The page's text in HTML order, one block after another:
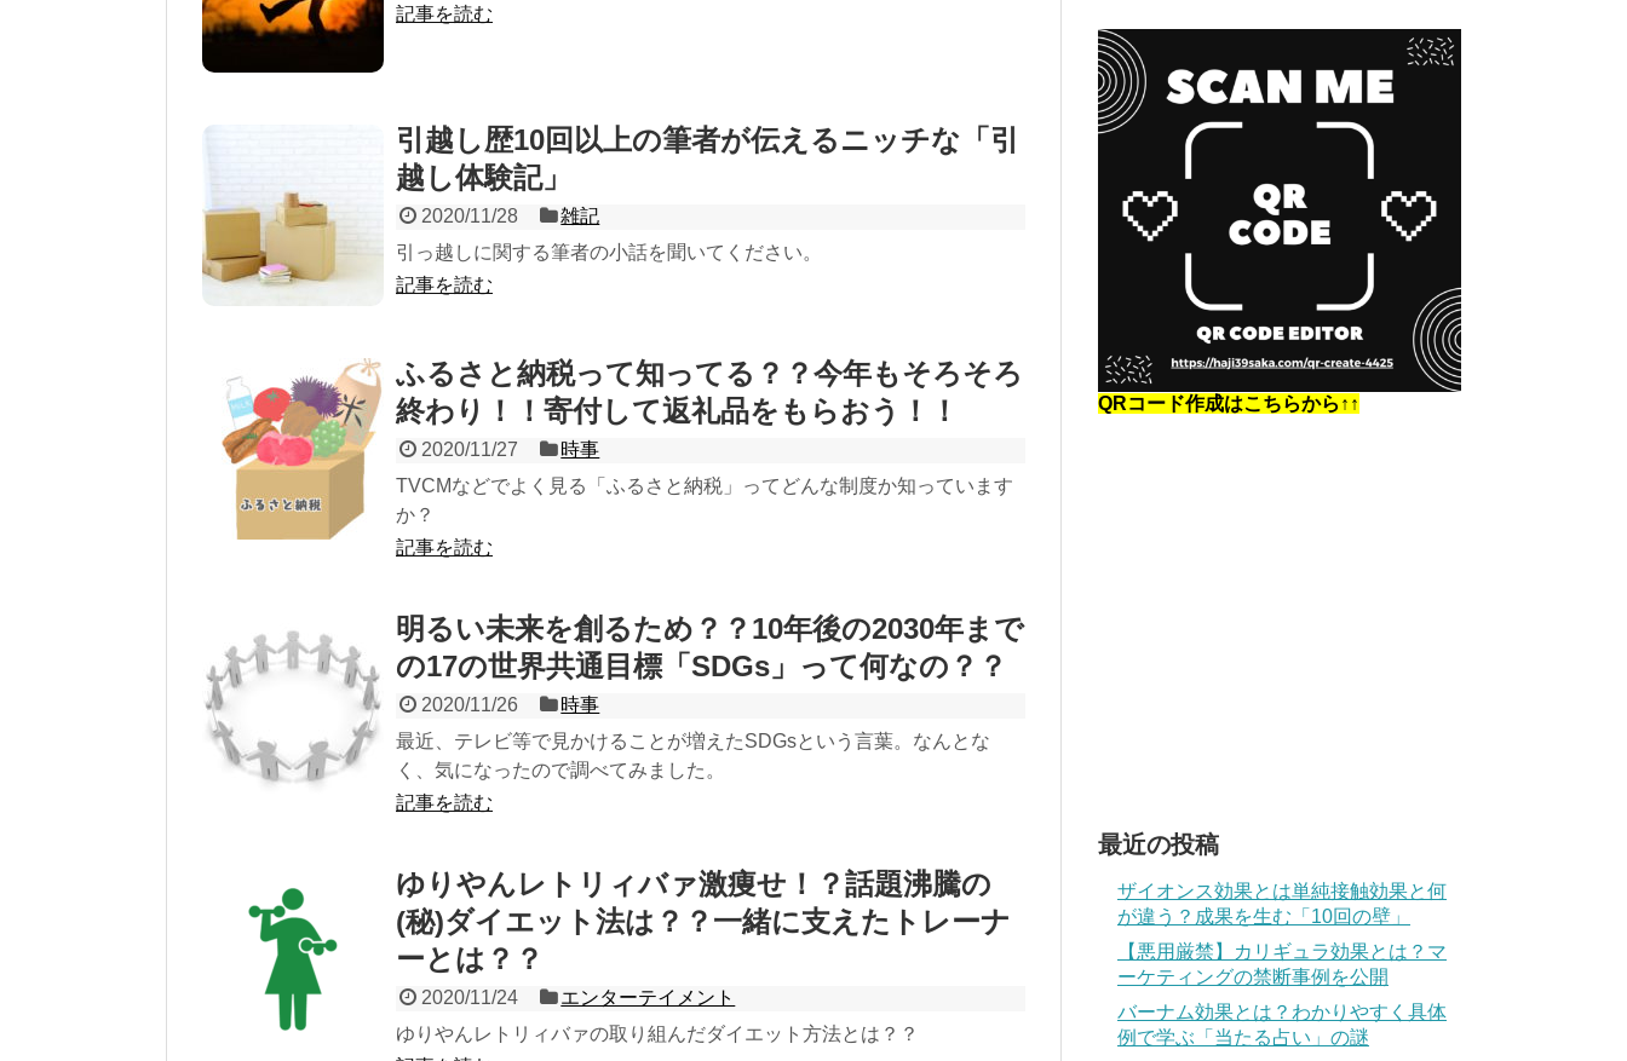
記事を読む
引越し歴10回以上の筆者が伝えるニッチな「引
越し体験記」
2020/11/28
雑記
引っ越しに関する筆者の小話を聞いてください。
記事を読む
ふるさと納税って知ってる？？今年もそろそろ
終わり！！寄付して返礼品をもらおう！！
2020/11/27
時事
TVCMなどでよく見る「ふるさと納税」ってどんな制度か知っています
か？
記事を読む
明るい未来を創るため？？10年後の2030年まで
の17の世界共通目標「SDGs」って何なの？？
2020/11/26
時事
最近、テレビ等で見かけることが増えたSDGsという言葉。なんとな
く、気になったので調べてみました。
記事を読む
ゆりやんレトリィバァ激痩せ！？話題沸騰の
(秘)ダイエット法は？？一緒に支えたトレーナ
ーとは？？
2020/11/24
エンターテイメント
ゆりやんレトリィバァの取り組んだダイエット方法とは？？
QRコード作成はこちらから↑↑
最近の投稿
ザイオンス効果とは単純接触効果と何
が違う？成果を生む「10回の壁」
【悪用厳禁】カリギュラ効果とは？マ
ーケティングの禁断事例を公開
バーナム効果とは？わかりやすく具体
例で学ぶ「当たる占い」の謎